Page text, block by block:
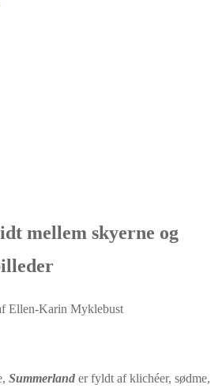
mellem skyerne og
Ellen-Karin Myklebust
Summerland er fyldt af klichéer, sødme,